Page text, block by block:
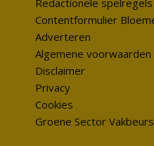
Redactionele spelregels
Contentformulier
Adverteren
Algemene voorwaarden
Disclaimer
Privacy
Cookies
Groene Sector